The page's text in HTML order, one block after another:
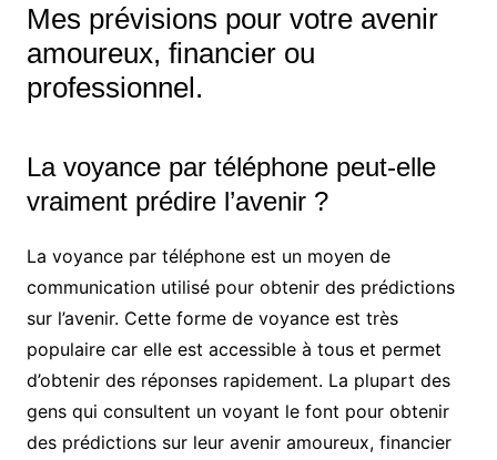
Mes prévisions pour votre avenir
amoureux, financier ou
professionnel.
La voyance par téléphone peut-elle
vraiment prédire l’avenir ?
La voyance par téléphone est un moyen de
communication utilisé pour obtenir des prédictions
sur l’avenir. Cette forme de voyance est très
populaire car elle est accessible à tous et permet
d’obtenir des réponses rapidement. La plupart des
gens qui consultent un voyant le font pour obtenir
des prédictions sur leur avenir amoureux, financier